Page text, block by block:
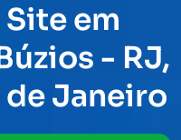
em
- RJ,
de Janeiro